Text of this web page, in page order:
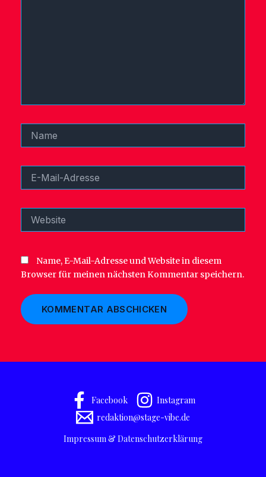
Mail-
Name, E-Mail-Adresse und Website in diesem
Browser für meinen nächsten Kommentar speichern.
Facebook
Instagram
redaktion@stage-vibe.de
Impressum & Datenschutzerklärung